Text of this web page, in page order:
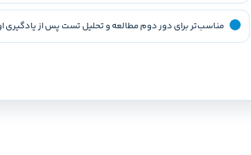
مناسب‌تر برای دور دوم مطالعه و تحلیل تست پس از یادگیری